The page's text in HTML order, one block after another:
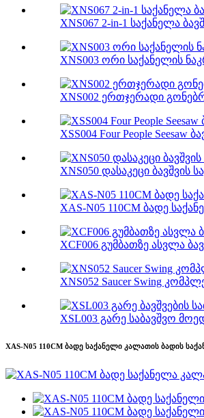
XNS067 2-in-1 საქანელა
XNS003 ორი საქანელის
XNS002 ერთჯერადი
XSS004 Four People Seesaw
XNS050 დასაკეცი ბავშვის
XAS-N05 110CM ბადე
XCF006 გუმბათზე ასვლა
XNS052 Saucer Swing
XSL003 გარე საბავშვო
XAS-N05 110CM ბადე საქანელი კალათის ბადის